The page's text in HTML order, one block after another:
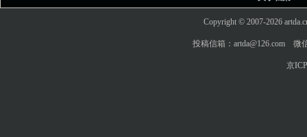
Copyright © 2007-2026
投稿信箱：artda@126.com 微
京